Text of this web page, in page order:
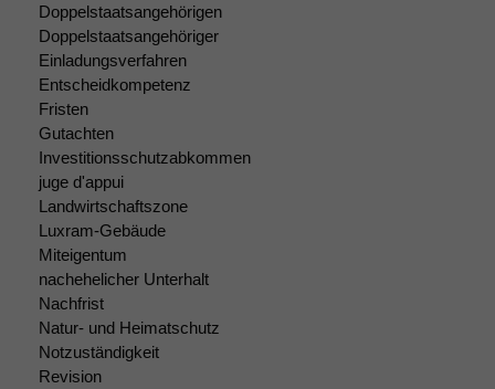
Doppelstaatsangehörigen
Doppelstaatsangehöriger
Einladungsverfahren
Entscheidkompetenz
Fristen
Gutachten
Investitionsschutzabkommen
juge d'appui
Landwirtschaftszone
Luxram-Gebäude
Miteigentum
nachehelicher Unterhalt
Nachfrist
Natur- und Heimatschutz
Notzuständigkeit
Revision